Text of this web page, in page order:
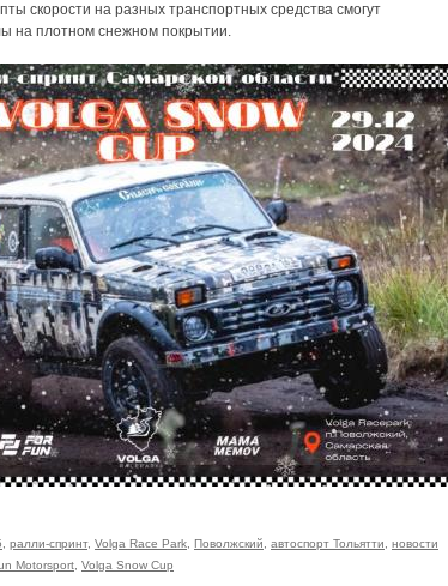
скорости на разных транспортных средства смогут
на плотном снежном покрытии.
ралли-спринт, Volga Race Park Поволжский автоспорт Тольятти
новости
Motorsport Volga Snow Cup